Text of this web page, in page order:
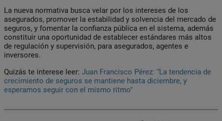
La nueva normativa busca velar por los intereses de los
asegurados, promover la estabilidad y solvencia del mercado de
seguros, y fomentar la confianza pública en el sistema, además
constituir una oportunidad de establecer estándares más altos
de regulación y supervisión, para asegurados, agentes e
inversores.
Quizás te interese leer: Juan Francisco Pérez: “La tendencia de
crecimiento de seguros se mantiene hasta diciembre, y
esperamos seguir con el mismo ritmo"